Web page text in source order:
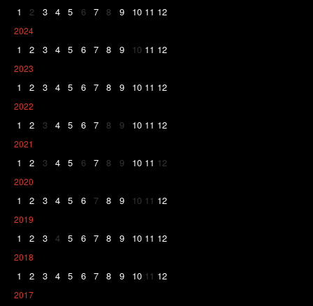
1 2 3 4 5 6 7 8 9 10 11 12
2024
1 2 3 4 5 6 7 8 9 10 11 12
2023
1 2 3 4 5 6 7 8 9 10 11 12
2022
1 2 3 4 5 6 7 8 9 10 11 12
2021
1 2 3 4 5 6 7 8 9 10 11 12
2020
1 2 3 4 5 6 7 8 9 10 11 12
2019
1 2 3 4 5 6 7 8 9 10 11 12
2018
1 2 3 4 5 6 7 8 9 10 11 12
2017